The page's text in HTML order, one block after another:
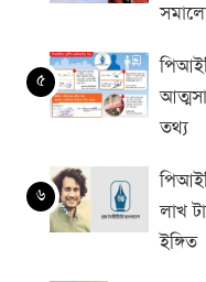
৫
তথ্য
৬
লাখ
ইঙ্গিত